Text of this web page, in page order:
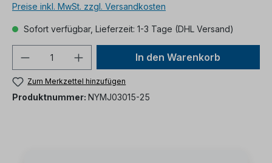
Preise inkl. MwSt. zzgl. Versandkosten
Sofort verfügbar, Lieferzeit: 1-3 Tage (DHL Versand)
In den Warenkorb
Zum Merkzettel hinzufügen
Produktnummer: NYMJ03015-25